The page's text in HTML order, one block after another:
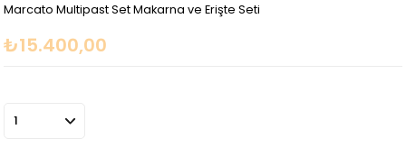
Marcato Multipast Set Makarna ve Erişte Seti
₺15.400,00